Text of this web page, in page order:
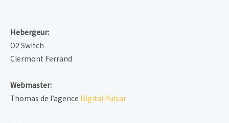
Hebergeur:
O2 Switch
Clermont Ferrand
Webmaster:
Thomas de l’agence Digital Pulsar